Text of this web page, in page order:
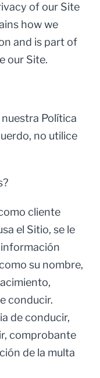
of our Site
how we
and is part of
our Site.
Política
no utilice
cliente
el Sitio, se le
su nombre,
conducir.
de conducir,
comprobante
de la multa